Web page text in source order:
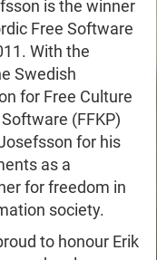
is the winner
Free Software
With the
Swedish
for Free Culture
(FFKP)
for his
as a
for freedom in
society.
to honour Erik